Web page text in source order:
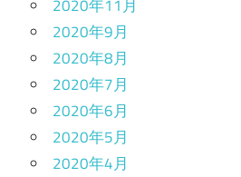
2020年11月
2020年9月
2020年8月
2020年7月
2020年6月
2020年5月
2020年4月